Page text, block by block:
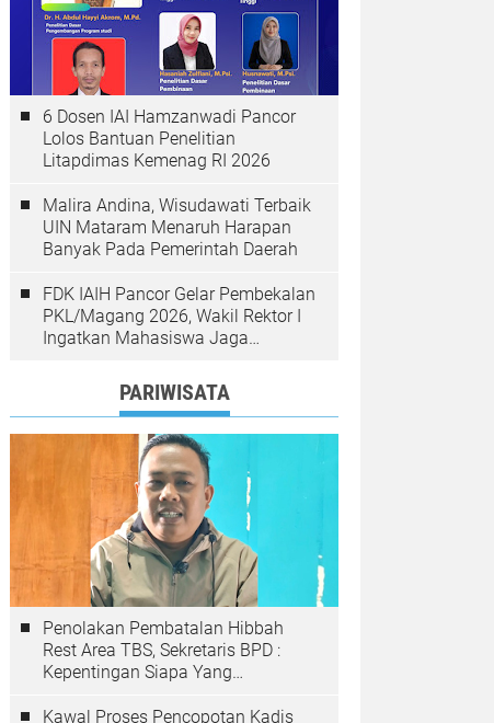
6 Dosen IAI Hamzanwadi Pancor
Lolos Bantuan Penelitian
Litapdimas Kemenag RI 2026
Malira Andina, Wisudawati Terbaik
UIN Mataram Menaruh Harapan
Banyak Pada Pemerintah Daerah
FDK IAIH Pancor Gelar Pembekalan
PKL/Magang 2026, Wakil Rektor I
Ingatkan Mahasiswa Jaga
PARIWISATA
Penolakan Pembatalan Hibbah
Rest Area TBS, Sekretaris BPD :
Kepentingan Siapa Yang
Sekolah ini?
Kawal Proses Pencopotan Kadis